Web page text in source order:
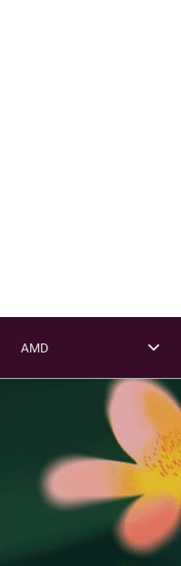
AMD